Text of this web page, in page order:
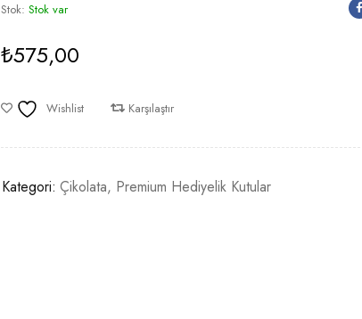
Stok: Stok var
₺575,00
Wishlist Karşılaştır
Kategori: Çikolata, Premium Hediyelik Kutular